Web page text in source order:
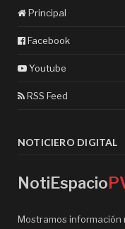
Principal
Facebook
Youtube
RSS Feed
NOTICIERO DIGITAL
NotiEspacio
Mostramos información